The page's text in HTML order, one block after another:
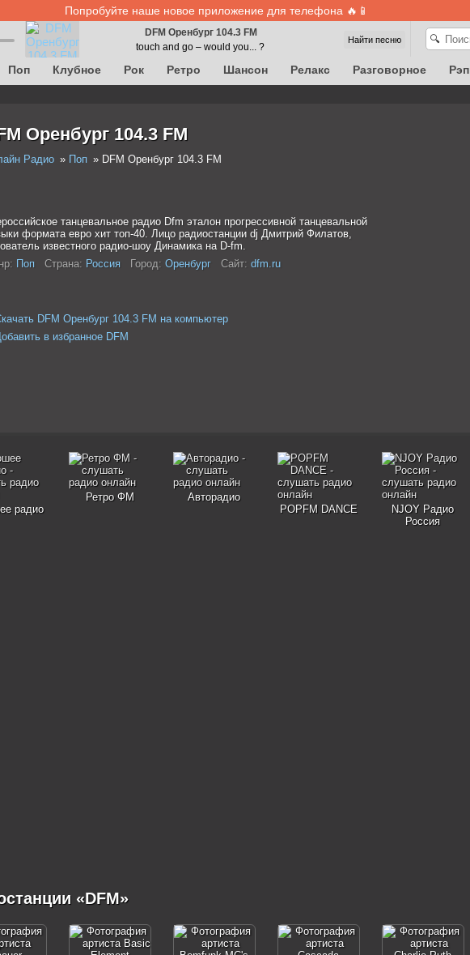
Попробуйте наше новое приложение для телефона 🔥📱
🔍
Найти песню
DFM Оренбург 104.3 FM
touch and go – would you... ?
Поп Клубное Рок Ретро Шансон Релакс Разговорное Рэп
Оренбург 104.3 FM
Радио Поп DFM Оренбург 104.3 FM
танцевальное радио Dfm эталон прогрессивной танцевальной
формата евро хит топ-40. Лицо радиостанции dj Дмитрий Филатов,
известного радио-шоу Динамика на D-fm.
Поп Страна: Россия Город: Оренбург Сайт: dfm.ru
DFM Оренбург 104.3 FM на компьютер
в избранное DFM
радио
Ретро ФМ
Авторадио
POPFM DANCE
NJOY Радио
Россия
«DFM»